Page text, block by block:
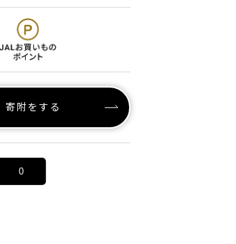
寄附をする
0